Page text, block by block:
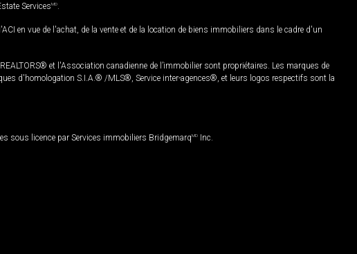
ServicesMD
en vue de l'achat, de la vente et de la location de biens immobiliers dans le cadre d'un
et l'Association canadienne de l’immobilier sont propriétaires. Les marques de
d'homologation S.I.A.® /MLS®, Service inter-agences®, et leurs logos respectifs sont la
sous licence par Services immobiliers BridgemarqMD Inc.